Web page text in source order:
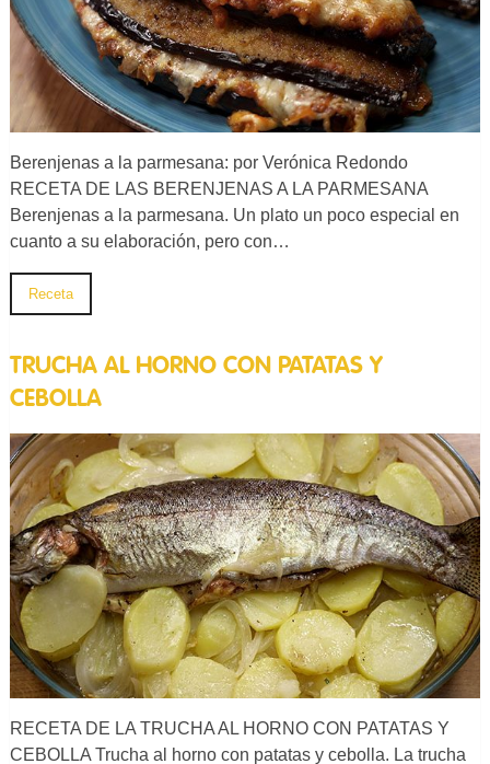
Berenjenas a la parmesana: por Verónica Redondo
RECETA DE LAS BERENJENAS A LA PARMESANA
Berenjenas a la parmesana. Un plato un poco especial en
cuanto a su elaboración, pero con…
Receta
TRUCHA AL HORNO CON PATATAS Y
CEBOLLA
RECETA DE LA TRUCHA AL HORNO CON PATATAS Y
CEBOLLA Trucha al horno con patatas y cebolla. La trucha